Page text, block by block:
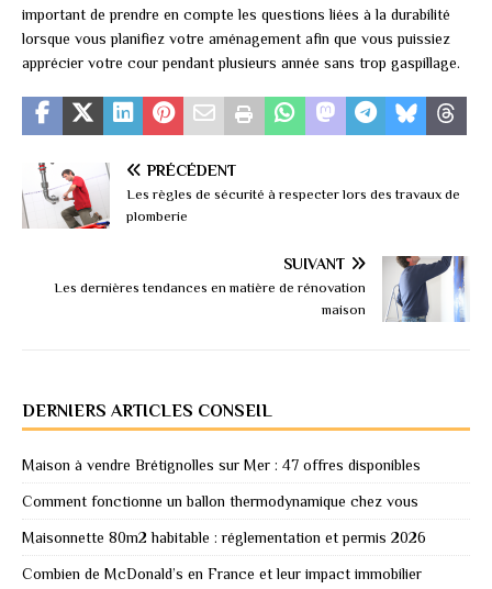
important de prendre en compte les questions liées à la durabilité
lorsque vous planifiez votre aménagement afin que vous puissiez
apprécier votre cour pendant plusieurs année sans trop gaspillage.
PRÉCÉDENT
Les règles de sécurité à respecter lors des travaux de
plomberie
SUIVANT
Les dernières tendances en matière de rénovation
maison
DERNIERS ARTICLES CONSEIL
Maison à vendre Brétignolles sur Mer : 47 offres disponibles
Comment fonctionne un ballon thermodynamique chez vous
Maisonnette 80m2 habitable : réglementation et permis 2026
Combien de McDonald’s en France et leur impact immobilier